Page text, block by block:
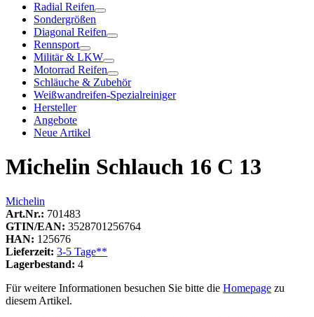
Radial Reifen
Sondergrößen
Diagonal Reifen
Rennsport
Militär & LKW
Motorrad Reifen
Schläuche & Zubehör
Weißwandreifen-Spezialreiniger
Hersteller
Angebote
Neue Artikel
Michelin Schlauch 16 C 13
Michelin
Art.Nr.: 701483
GTIN/EAN: 3528701256764
HAN: 125676
Lieferzeit: 3-5 Tage**
Lagerbestand: 4
Für weitere Informationen besuchen Sie bitte die Homepage zu
diesem Artikel.